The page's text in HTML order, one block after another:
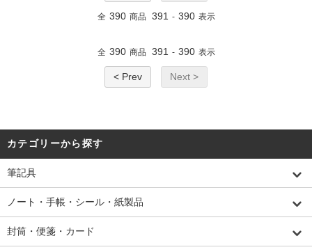
全 390 商品 391 - 390 表示
全 390 商品 391 - 390 表示
< Prev Next >
カテゴリーから探す
筆記具
ノート・手帳・シール・紙製品
封筒・便箋・カード